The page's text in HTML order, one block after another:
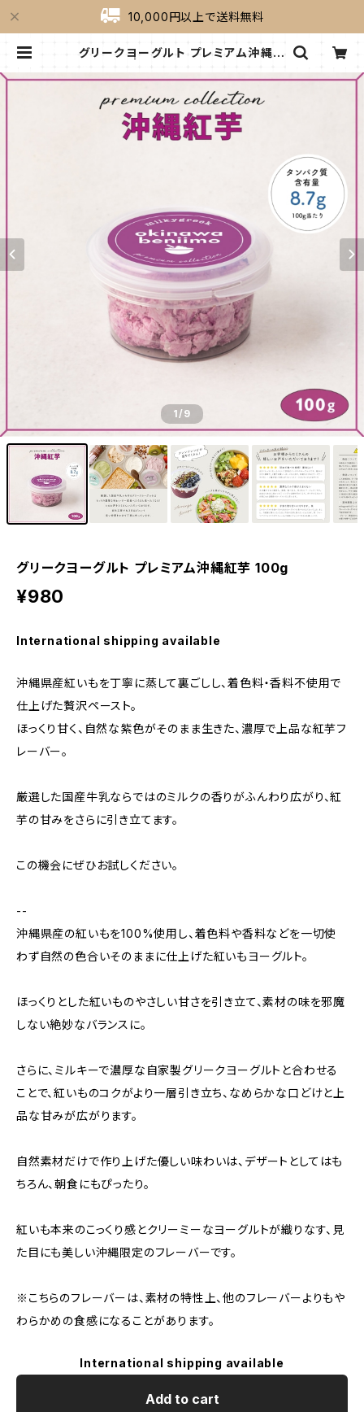
10,000円以上で送料無料
グリークヨーグルト プレミアム沖縄紅
リーク）｜公式オンラインショップ
1/9
グリークヨーグルト プレミアム沖縄紅芋 100g
¥980
International shipping available
沖縄県産紅いもを丁寧に蒸して裏ごしし、着色料・香料不使用で
仕上げた贅沢ペースト。
ほっくり甘く、自然な紫色がそのまま生きた、濃厚で上品な紅芋フ
レーバー。
厳選した国産牛乳ならではのミルクの香りがふんわり広がり、紅
芋の甘みをさらに引き立てます。
この機会にぜひお試しください。
--
沖縄県産の紅いもを100%使用し、着色料や香料などを一切使
わず自然の色合いそのままに仕上げた紅いもヨーグルト。
ほっくりとした紅いものやさしい甘さを引き立て、素材の味を邪魔
しない絶妙なバランスに。
さらに、ミルキーで濃厚な自家製グリークヨーグルトと合わせる
ことで、紅いものコクがより一層引き立ち、なめらかな口どけと上
品な甘みが広がります。
自然素材だけで作り上げた優しい味わいは、デザートとしてはも
ちろん、朝食にもぴったり。
紅いも本来のこっくり感とクリーミーなヨーグルトが織りなす、見
た目にも美しい沖縄限定のフレーバーです。
※こちらのフレーバーは、素材の特性上、他のフレーバーよりもや
わらかめの食感になることがあります。
International shipping available
Add to cart